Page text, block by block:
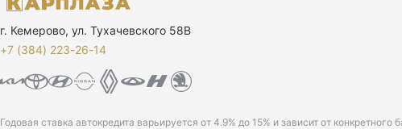
г. Кемерово, ул. Тухачевского 58В
+7 (384) 223-26-14‬
Годовая ставка автокредита варьируется от 4.9% до 15% и зависит от